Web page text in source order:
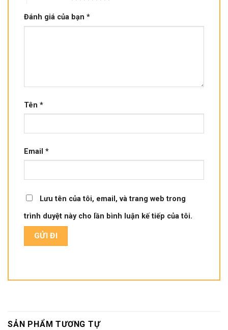
Đánh giá của bạn *
Tên *
Email *
Lưu tên của tôi, email, và trang web trong
trình duyệt này cho lần bình luận kế tiếp của tôi.
SẢN PHẨM TƯƠNG TỰ